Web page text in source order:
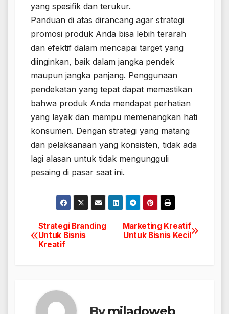
yang spesifik dan terukur.
Panduan di atas dirancang agar strategi
promosi produk Anda bisa lebih terarah
dan efektif dalam mencapai target yang
diinginkan, baik dalam jangka pendek
maupun jangka panjang. Penggunaan
pendekatan yang tepat dapat memastikan
bahwa produk Anda mendapat perhatian
yang layak dan mampu memenangkan hati
konsumen. Dengan strategi yang matang
dan pelaksanaan yang konsisten, tidak ada
lagi alasan untuk tidak mengungguli
pesaing di pasar saat ini.
Navigasi
pos
Marketing Kreatif
Untuk Bisnis Kecil
Strategi Branding
Untuk Bisnis
Kreatif